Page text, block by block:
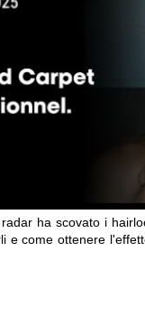
ha scovato i
e come ottenere